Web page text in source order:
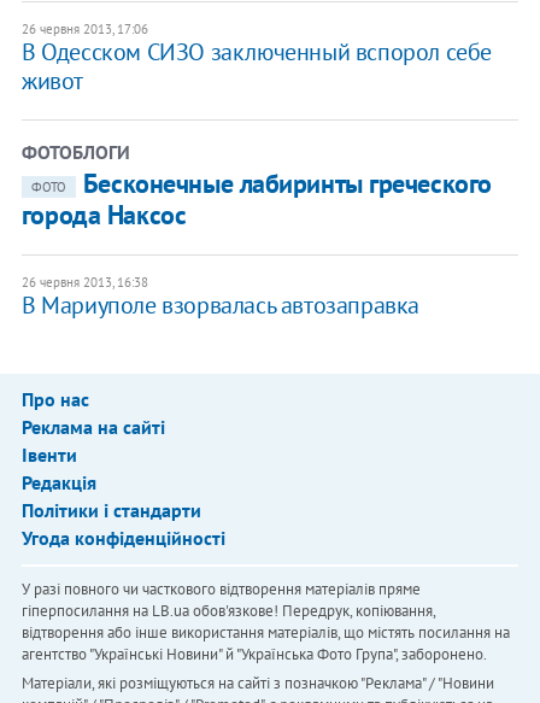
26 червня 2013, 17:06
В Одесском СИЗО заключенный вспорол себе
живот
ФОТОБЛОГИ
ФОТО
Бесконечные лабиринты греческого
города Наксос
26 червня 2013, 16:38
В Мариуполе взорвалась автозаправка
Про нас
Реклама на сайті
Івенти
Редакція
Політики і стандарти
Угода конфіденційності
У разі повного чи часткового відтворення матеріалів пряме
гіперпосилання на LB.ua обов'язкове! Передрук, копіювання,
відтворення або інше використання матеріалів, що містять посилання на
агентство "Українськi Новини" й "Українська Фото Група", заборонено.
Матеріали, які розміщуються на сайті з позначкою "Реклама" / "Новини